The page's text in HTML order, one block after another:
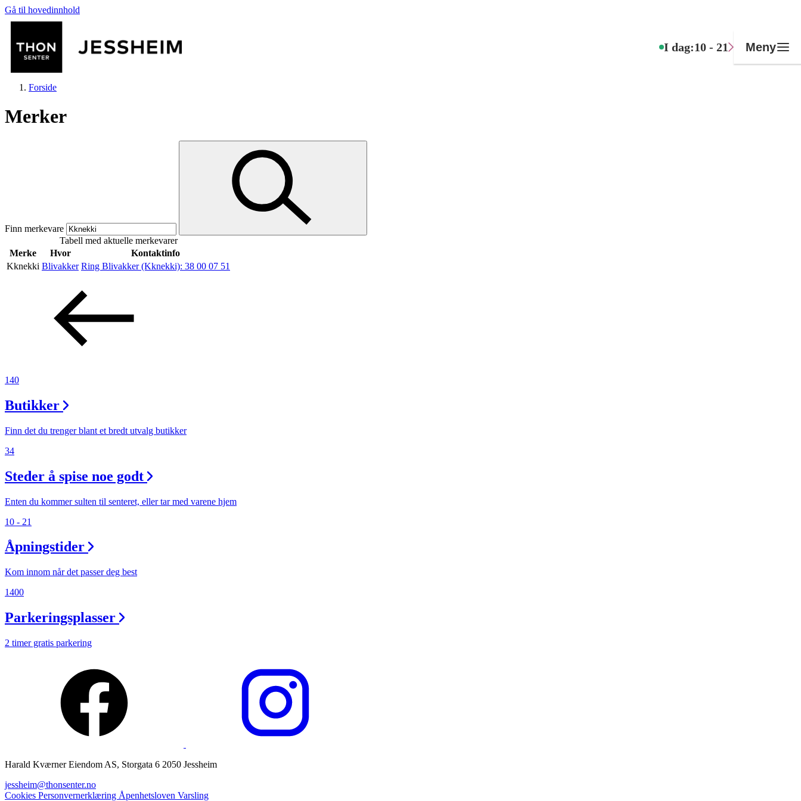
Gå til hovedinnhold
I dag:10 - 21 Meny
Mat og drikke
Helse
Aktiviteter
Tilbud
Søk
Åpningstider
Praktisk informasjon
Magasin
Gavekort
Forside
Merker
Finn merkevare
Tabell med aktuelle merkevarer
Merke
Hvor
Kontaktinfo
Kknekki Blivakker Ring Blivakker (Kknekki): 38 00 07 51
140
Butikker
Finn det du trenger blant et bredt utvalg butikker
34
Steder å spise noe godt
Enten du kommer sulten til senteret, eller tar med varene hjem
10 - 21
Åpningstider
Kom innom når det passer deg best
1400
Parkeringsplasser
2 timer gratis parkering
Harald Kværner Eiendom AS, Storgata 6 2050 Jessheim
jessheim@thonsenter.no
Cookies Personvernerklæring Åpenhetsloven Varsling